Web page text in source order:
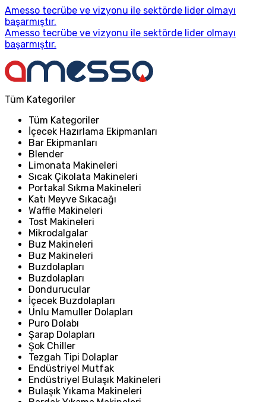
Amesso tecrübe ve vizyonu ile sektörde lider olmayı
başarmıştır.
Amesso tecrübe ve vizyonu ile sektörde lider olmayı
başarmıştır.
Tüm Kategoriler
Tüm Kategoriler
İçecek Hazırlama Ekipmanları
Bar Ekipmanları
Blender
Limonata Makineleri
Sıcak Çikolata Makineleri
Portakal Sıkma Makineleri
Katı Meyve Sıkacağı
Waffle Makineleri
Tost Makineleri
Mikrodalgalar
Buz Makineleri
Buz Makineleri
Buzdolapları
Buzdolapları
Dondurucular
İçecek Buzdolapları
Unlu Mamuller Dolapları
Puro Dolabı
Şarap Dolapları
Şok Chiller
Tezgah Tipi Dolaplar
Endüstriyel Mutfak
Endüstriyel Bulaşık Makineleri
Bulaşık Yıkama Makineleri